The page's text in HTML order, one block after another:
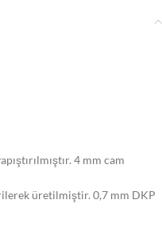
4 mm cam
üretilmiştir. 0,7 mm DKP